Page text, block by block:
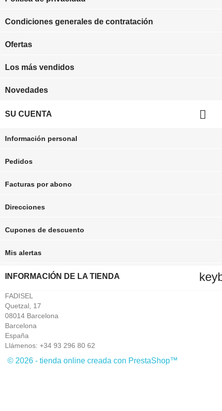
Condiciones generales de contratación
Ofertas
Los más vendidos
Novedades
SU CUENTA 
Información personal
Pedidos
Facturas por abono
Direcciones
Cupones de descuento
Mis alertas
INFORMACIÓN DE LA TIENDA
FADISEL
Quetzal, 17
08014 Barcelona
Barcelona
España
Llámenos: +34 93 296 80 62
© 2026 - tienda online creada con PrestaShop™